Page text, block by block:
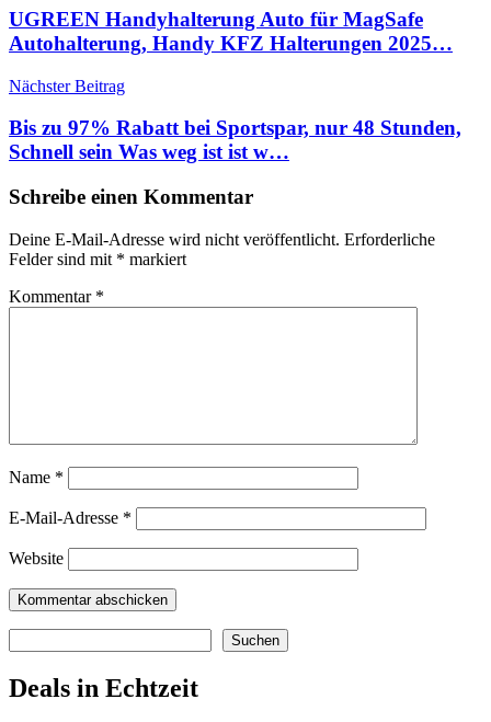
UGREEN Handyhalterung Auto für MagSafe
Autohalterung, Handy KFZ Halterungen 2025…
Nächster Beitrag
Bis zu 97% Rabatt bei Sportspar, nur 48 Stunden,
Schnell sein Was weg ist ist w…
Schreibe einen Kommentar
Deine E-Mail-Adresse wird nicht veröffentlicht. Erforderliche
Felder sind mit * markiert
Kommentar *
Name *
E-Mail-Adresse *
Website
Suchen
Deals in Echtzeit